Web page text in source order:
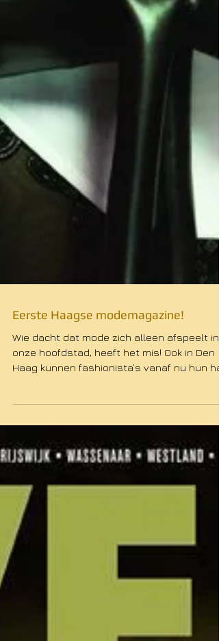
Eerste Haagse modemagazine!
Wie dacht dat mode zich alleen afspeelt in
onze hoofdstad, heeft het mis! Ook in Den
ophalen,...